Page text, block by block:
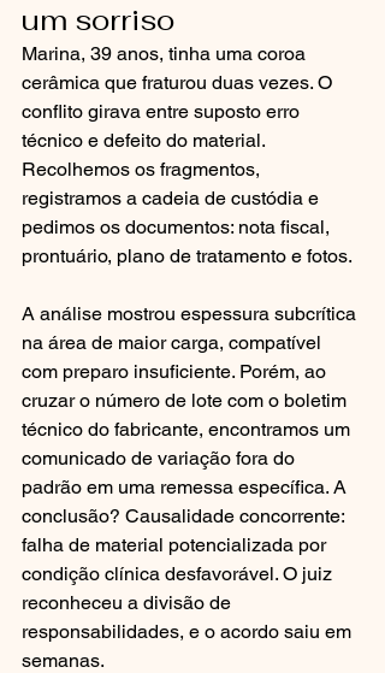
um sorriso
Marina, 39 anos, tinha uma coroa
cerâmica que fraturou duas vezes. O
conflito girava entre suposto erro
técnico e defeito do material.
Recolhemos os fragmentos,
registramos a cadeia de custódia e
pedimos os documentos: nota fiscal,
prontuário, plano de tratamento e fotos.
A análise mostrou espessura subcrítica
na área de maior carga, compatível
com preparo insuficiente. Porém, ao
cruzar o número de lote com o boletim
técnico do fabricante, encontramos um
comunicado de variação fora do
padrão em uma remessa específica. A
conclusão? Causalidade concorrente:
falha de material potencializada por
condição clínica desfavorável. O juiz
reconheceu a divisão de
responsabilidades, e o acordo saiu em
semanas.